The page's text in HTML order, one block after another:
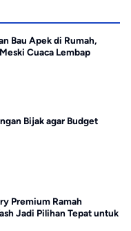
Bau Apek di Rumah,
Cuaca Lembap
Bijak agar Budget
Premium Ramah
Jadi Pilihan Tepat untuk